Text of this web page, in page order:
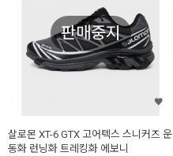
판매중지
살로몬 XT-6 GTX 고어텍스 스니커즈 운
동화 런닝화 트레킹화 에보니